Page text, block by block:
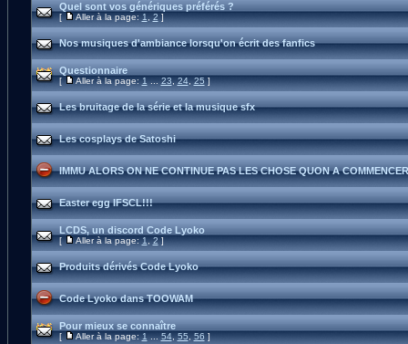
Quel sont vos génériques préférés ?
[ Aller à la page:1,2]
Nos musiques d'ambiance lorsqu'on écrit des fanfics
Questionnaire
[ Aller à la page:1...23,24,25]
Les bruitage de la série et la musique sfx
Les cosplays de Satoshi
IMMU ALORS ON NE CONTINUE PAS LES CHOSE QUON A
Easter egg IFSCL!!!
LCDS, un discord Code Lyoko
[ Aller à la page:1,2]
Produits dérivés Code Lyoko
Code Lyoko dans TOOWAM
Pour mieux se connaître
[ Aller à la page:1...54,55,56]